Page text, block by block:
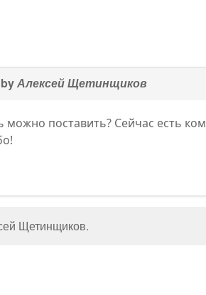
byАлексей Щетинщиков
можно поставить? Сейчас есть
Щетинщиков.